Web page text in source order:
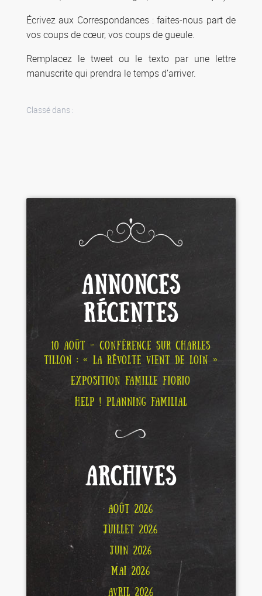
Écrivez aux Correspondances : faites-nous part de
vos coups de cœur, vos coups de gueule.
Remplacez le tweet ou le texto par une lettre
manuscrite qui prendra le temps d’arriver.
Classé dans :
ANNONCES
RÉCENTES
10 AOÛT – CONFÉRENCE SUR CHARLES
TILLON : « LA RÉVOLTE VIENT DE LOIN »
EXPOSITION FAMILLE FIORIO
HELP ! PLANNING FAMILIAL
ARCHIVES
AOÛT 2026
JUILLET 2026
JUIN 2026
MAI 2026
AVRIL 2026